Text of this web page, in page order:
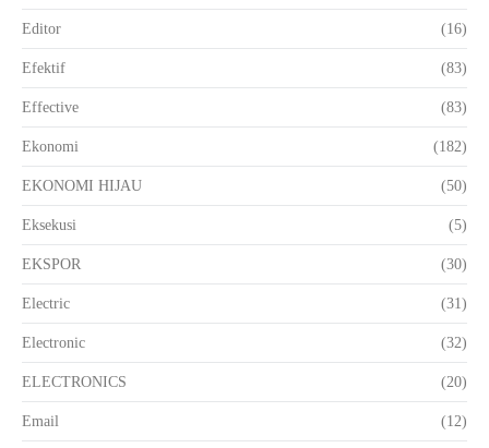
Editor (16)
Efektif (83)
Effective (83)
Ekonomi (182)
EKONOMI HIJAU (50)
Eksekusi (5)
EKSPOR (30)
Electric (31)
Electronic (32)
ELECTRONICS (20)
Email (12)